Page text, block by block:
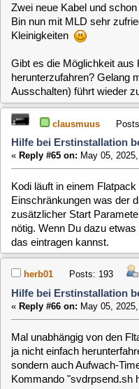
Kodi läuft in einem Flatpack
Einschränkungen was der darf.
zusätzlicher Start Parameter für
das eintragen kannst.
herb01 Posts: 193
Hilfe bei Erstinstallation
«Reply #66 on: May 05, 2025,
Mal unabhängig von den Fltapak-
ja nicht einfach herunterfahren
sondern auch Aufwach-Timer
läuft, funktioniert das aber nicht
disabled (key "Power"
das shutdown.sh-Kommando mit
aufrufen?
Und um den PC ganz einfach
extra Befehl, wenn ich in Kodi
der funktioniert auch
Viele Grüße
Herbert
herb01 Posts: 193
Hilfe bei Erstinstallation benötigt